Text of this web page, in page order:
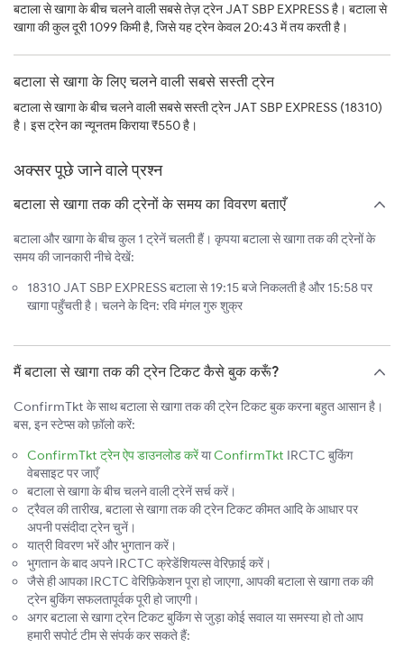
बटाला से खागा के बीच चलने वाली सबसे तेज़ ट्रेन JAT SBP EXPRESS है। बटाला से
खागा की कुल दूरी 1099 किमी है, जिसे यह ट्रेन केवल 20:43 में तय करती है।
बटाला से खागा के लिए चलने वाली सबसे सस्ती ट्रेन
बटाला से खागा के बीच चलने वाली सबसे सस्ती ट्रेन JAT SBP EXPRESS (18310)
है। इस ट्रेन का न्यूनतम किराया ₹550 है।
अक्सर पूछे जाने वाले प्रश्न
बटाला से खागा तक की ट्रेनों के समय का विवरण बताएँ
बटाला और खागा के बीच कुल 1 ट्रेनें चलती हैं। कृपया बटाला से खागा तक की ट्रेनों के
समय की जानकारी नीचे देखें:
18310 JAT SBP EXPRESS बटाला से 19:15 बजे निकलती है और 15:58 पर
खागा पहुँचती है। चलने के दिन: रवि मंगल गुरु शुक्र
मैं बटाला से खागा तक की ट्रेन टिकट कैसे बुक करूँ?
ConfirmTkt के साथ बटाला से खागा तक की ट्रेन टिकट बुक करना बहुत आसान है।
बस, इन स्टेप्स को फ़ॉलो करें:
ConfirmTkt ट्रेन ऐप डाउनलोड करेंयाConfirmTkt IRCTC बुकिंग
वेबसाइट पर जाएँ
बटाला से खागा के बीच चलने वाली ट्रेनें सर्च करें।
ट्रैवल की तारीख, बटाला से खागा तक की ट्रेन टिकट कीमत आदि के आधार पर
अपनी पसंदीदा ट्रेन चुनें।
यात्री विवरण भरें और भुगतान करें।
भुगतान के बाद अपने IRCTC क्रेडेंशियल्स वेरिफ़ाई करें।
जैसे ही आपका IRCTC वेरिफ़िकेशन पूरा हो जाएगा, आपकी बटाला से खागा तक की
ट्रेन बुकिंग सफलतापूर्वक पूरी हो जाएगी।
अगर बटाला से खागा ट्रेन टिकट बुकिंग से जुड़ा कोई सवाल या समस्या हो तो आप
हमारी सपोर्ट टीम से संपर्क कर सकते हैं: